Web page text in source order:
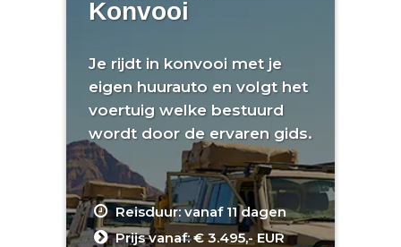
Konvooi
Je rijdt in konvooi met je
eigen huurauto en volgt het
voertuig welke bestuurd
wordt door de ervaren gids.
Reisduur: vanaf 11 dagen
Prijs vanaf: € 3.495,- EUR